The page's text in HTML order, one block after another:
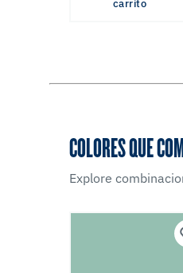
carrito
COLORES QUE
Explore